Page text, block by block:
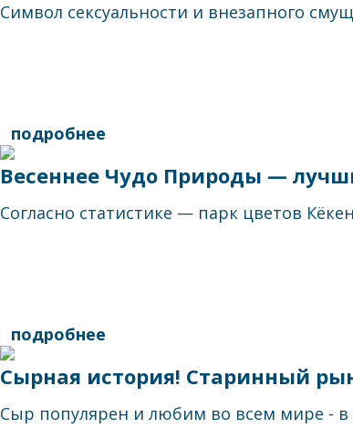
Символ сексуальности и внезапного
подробнее
Весеннее Чудо Природы —
Согласно статистике — парк цветов
подробнее
Сырная история! Старинный
Сыр популярен и любим во всем мире - в